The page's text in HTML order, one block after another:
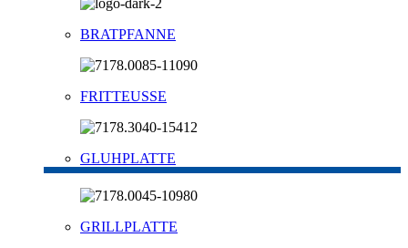
BRATPFANNE
FRITTEUSSE
GLUHPLATTE
GRILLPLATTE